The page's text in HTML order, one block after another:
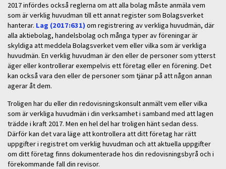
2017 infördes också reglerna om att alla bolag måste anmäla vem
som är verklig huvudman till ett annat register som Bolagsverket
hanterar. Lag (2017:631)om registrering av verkliga huvudmän, där
alla aktiebolag, handelsbolag och många typer av föreningar är
skyldiga att meddela Bolagsverket vem eller vilka som är verkliga
huvudmän. En verklig huvudman är den eller de personer som ytterst
äger eller kontrollerar exempelvis ett företag eller en förening. Det
kan också vara den eller de personer som tjänar på att någon annan
agerar åt dem.
Troligen har du eller din redovisningskonsult anmält vem eller vilka
som är verkliga huvudmän i din verksamhet i samband med att lagen
trädde i kraft 2017. Men en hel del har troligen hänt sedan dess.
Därför kan det vara läge att kontrollera att ditt företag har rätt
uppgifter i registret om verklig huvudman och att aktuella uppgifter
om ditt företag finns dokumenterade hos din redovisningsbyrå och i
förekommande fall din revisor.